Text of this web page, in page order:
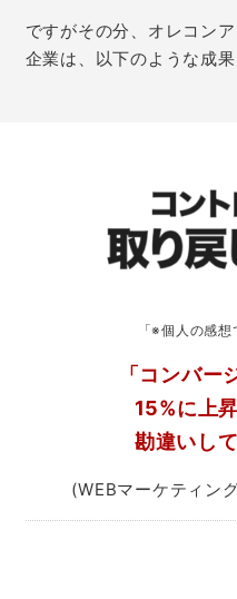
ですがその分、オレコン
企業は、以下のような成
「※個人の感
「コンバー
15%に上
勘違いし
(WEBマーケティン